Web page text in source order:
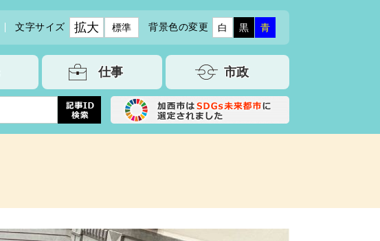
文字サイズ 拡大 標準 背景色の変更 白 黒 青
仕事 市政